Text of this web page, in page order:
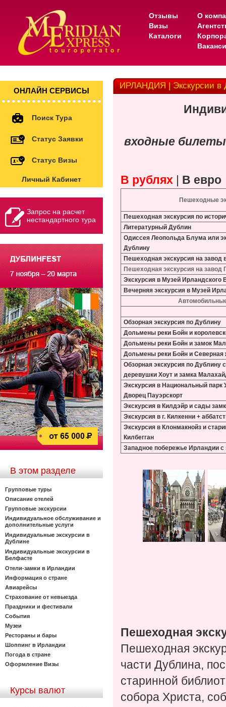
Отзывы
Визы
Каталоги
О
ОНЛАЙН СЕРВИСЫ
Поиск Тура
Статус Заявки
Статус Визы
Личный Кабинет
Запрос на расчет
нестандартного тура
В этом разделе
Групповые туры
Описание отелей
Групповые экскурсии
Индивидуальное обслуживание и
дополнительные услуги
Индивидуальные экскурсии в
Дублине
Индивидуальные экскурсии в
Белфасте
Отели-замки в Ирландии
Информация о стране
Авиарейсы
Страхование от невыезда
Праздники и фестивали
События
Музеи
Рестораны и бары
Шоппинг в Ирландии
Погода в стране
Оформление Визы
Курсы валют
ИРЛАНДИЯ | Экскурсии в
входные
В рублях В евро
Пешеходные
Пешеходная экскурсия по
Литературный Дублин
Одиссея Леопольда Блума или
Дублину
Пешеходная экскурсия на завод
Пешеходная экскурсия на завод
Экскурсия в Музей Ирландского
Вечерняя экскурсия в Музей
Обзорная экскурсия по Дублину
Дольмены реки Бойн и
Дольмены реки Бойн и замок
Дольмены реки Бойн и
Обзорная экскурсия по Дублину
деревушки Хоут и замка
Экскурсия в Национальный парк
Дворец Пауэрскорт
Экскурсия в Килдэйр и сады
Экскурсия в г. Килкенни + а
Экскурсия в Клонмакнойз и
Килбегган
Западное побережье Ирландии
Пешеходная
Пешеходная
части Дублина,
старинной
собора Христа,